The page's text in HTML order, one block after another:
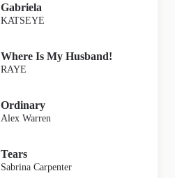
Gabriela
KATSEYE
Where Is My Husband!
RAYE
Ordinary
Alex Warren
Tears
Sabrina Carpenter